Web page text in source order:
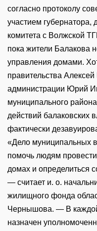
согласно протоколу
участием
комитета с Волжской
пока жители Балакова
управления домами.
правительства
администрации Юрий
муниципального
действий балаковских
фактически
«Дело муниципальных
помочь людям
домах и определиться
— считает и. о.
жилищного фонда
Чернышова. — В
назначен